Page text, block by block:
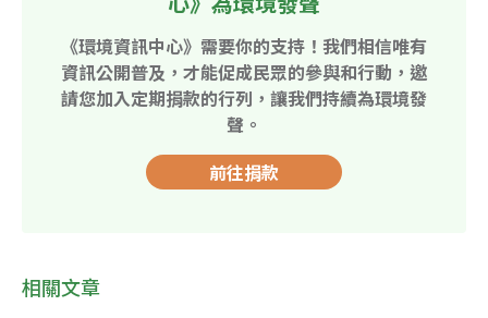
《環境資訊中心》需要你的支持！我們相信唯有
資訊公開普及，才能促成民眾的參與和行動，邀
請您加入定期捐款的行列，讓我們持續為環境發
聲。
前往捐款
相關文章